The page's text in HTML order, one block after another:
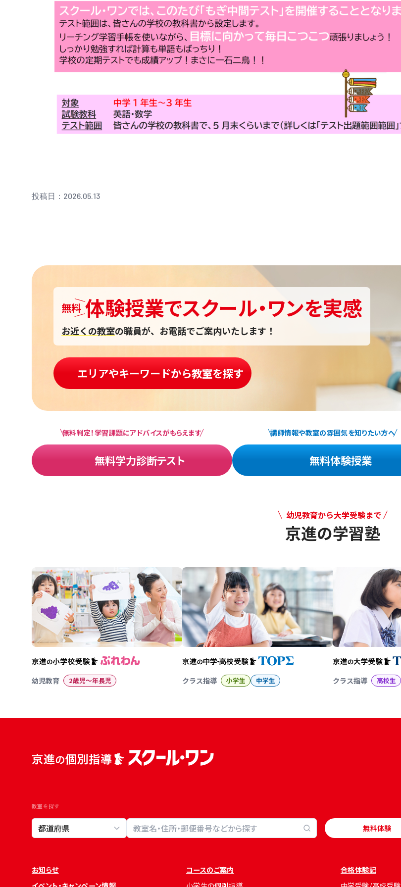
投稿日：2026.05.13
無料 体験授業でスクール・ワンを実感
お近くの教室の職員が、お電話でご案内いたします！
エリアやキーワードから教室を探す
無料判定！学習課題にアドバイスがもらえます
無料学力診断テスト
講師情報や教室の雰囲気を知りたい方へ
無料体験授業
幼児教育から大学受験まで
京進の学習塾
幼児教育 2歳児〜年長児 クラス指導 小学生 中学生 クラス指導 高校生
教室を探す
教室検索 無料体験
お知らせ
コースのご案内
合格体験記